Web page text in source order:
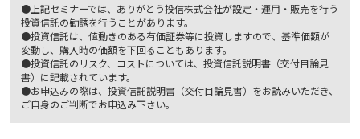
●上記セミナーでは、ありがとう投信株式会社が設定・運用・販売を行う
投資信託の勧誘を行うことがあります。
●投資信託は、値動きのある有価証券等に投資しますので、基準価額が
変動し、購入時の価額を下回ることもあります。
●投資信託のリスク、コストについては、投資信託説明書（交付目論見
書）に記載されています。
●お申込みの際は、投資信託説明書（交付目論見書）をお読みいただき、
ご自身のご判断でお申込み下さい。